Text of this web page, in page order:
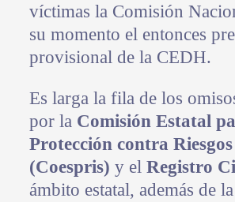
víctimas la Comisión
su momento el entonces
provisional de la CEDH.
Es larga la fila de los
por la Comisión Estatal
Protección contra
(Coespris) y el Registro
ámbito estatal, además de la